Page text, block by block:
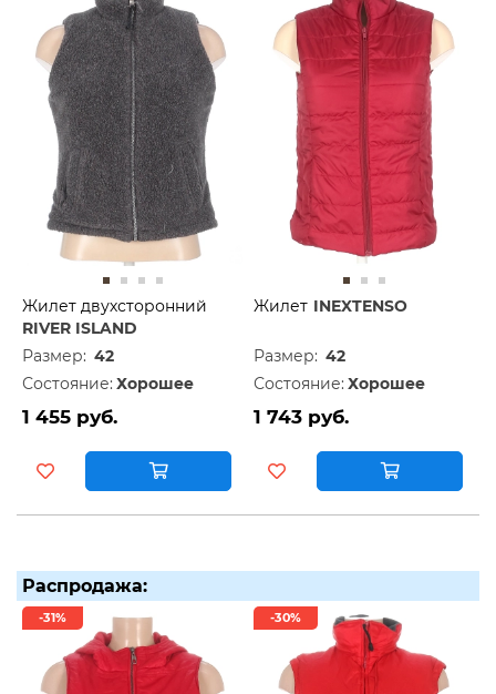
Жилет двухсторонний
RIVER ISLAND
Размер: 42
Состояние: Хорошее
1 455 руб.
Жилет INEXTENSO
Размер: 42
Состояние: Хорошее
1 743 руб.
Распродажа:
-31% -30%